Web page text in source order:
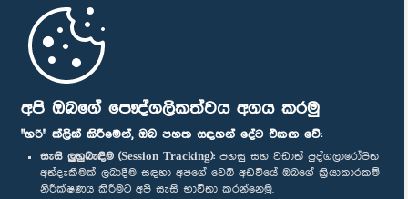
අපි ඔබගේ පෞද්ගලිකත්වය අගය කරමු
"හරි" ක්ලික් කිරීමෙන්, ඔබ පහත සඳහන් දේට එකඟ වේ:
සැසි ලුහුබැඳීම (Session Tracking): පහසු සහ වඩාත් පුද්ගලාරෝපිත
අත්දැකීමක් ලබාදීම සඳහා අපගේ වෙබ් අඩවියේ ඔබගේ ක්‍රියාකාරකම්
නිරීක්ෂණය කිරීමට අපි සැසි භාවිතා කරන්නෙමු.
මුල් පිටුව
පාර්ලිමේන්තු ජංගම යෙදුම